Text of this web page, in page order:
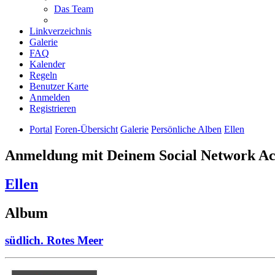
Das Team
Linkverzeichnis
Galerie
FAQ
Kalender
Regeln
Benutzer Karte
Anmelden
Registrieren
Portal Foren-Übersicht Galerie Persönliche Alben Ellen
Anmeldung mit Deinem Social Network
Ellen
Album
südlich. Rotes Meer